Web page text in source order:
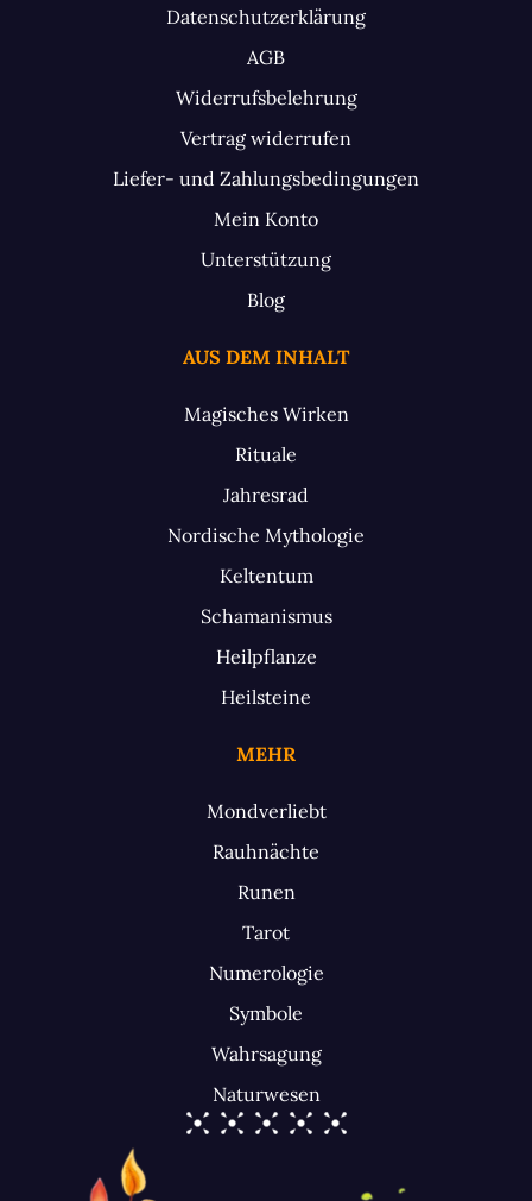
Datenschutzerklärung
AGB
Widerrufsbelehrung
Vertrag widerrufen
Liefer- und Zahlungsbedingungen
Mein Konto
Unterstützung
Blog
AUS DEM INHALT
Magisches Wirken
Rituale
Jahresrad
Nordische Mythologie
Keltentum
Schamanismus
Heilpflanze
Heilsteine
MEHR
Mondverliebt
Rauhnächte
Runen
Tarot
Numerologie
Symbole
Wahrsagung
Naturwesen